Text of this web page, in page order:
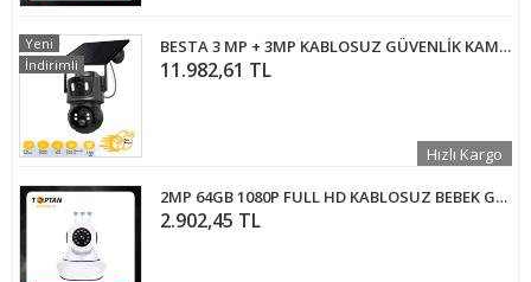
BESTA 3 MP + 3MP KABLOSUZ GÜVENLİK KAMERASI ÇİFT KAMERALI WİFİ SOLAR BS-2091
11.982,61 TL
Yeni
İndirimli
Hızlı Kargo
2MP 64GB 1080P FULL HD KABLOSUZ BEBEK GÜVENLİK KAMERASI 3 ANTENLİ ARNA-1064
2.902,45 TL